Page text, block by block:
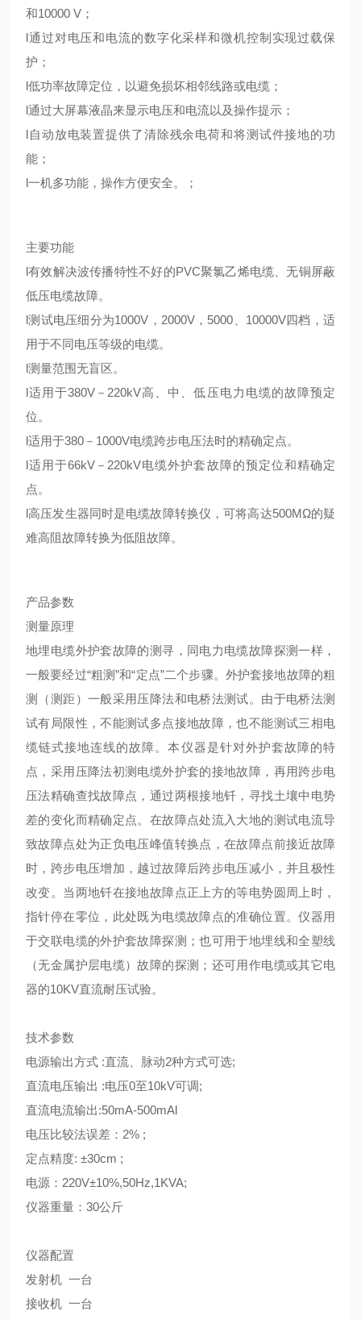
和10000 V；
l通过对电压和电流的数字化采样和微机控制实现过载保
护；
l低功率故障定位，以避免损坏相邻线路或电缆；
l通过大屏幕液晶来显示电压和电流以及操作提示；
l自动放电装置提供了清除残余电荷和将测试件接地的功
能；
l一机多功能，操作方便安全。；
主要功能
l有效解决波传播特性不好的PVC聚氯乙烯电缆、无铜屏蔽
低压电缆故障。
l测试电压细分为1000V，2000V，5000、10000V四档，适
用于不同电压等级的电缆。
l测量范围无盲区。
l适用于380V－220kV高、中、低压电力电缆的故障预定
位。
l适用于380－1000V电缆跨步电压法时的精确定点。
l适用于66kV－220kV电缆外护套故障的预定位和精确定
点。
l高压发生器同时是电缆故障转换仪，可将高达500MΩ的疑
难高阻故障转换为低阻故障。
产品参数
测量原理
地埋电缆外护套故障的测寻，同电力电缆故障探测一样，
一般要经过“粗测”和“定点”二个步骤。外护套接地故障的粗
测（测距）一般采用压降法和电桥法测试。由于电桥法测
试有局限性，不能测试多点接地故障，也不能测试三相电
缆链式接地连线的故障。本仪器是针对外护套故障的特
点，采用压降法初测电缆外护套的接地故障，再用跨步电
压法精确查找故障点，通过两根接地钎，寻找土壤中电势
差的变化而精确定点。在故障点处流入大地的测试电流导
致故障点处为正负电压峰值转换点，在故障点前接近故障
时，跨步电压增加，越过故障后跨步电压减小，并且极性
改变。当两地钎在接地故障点正上方的等电势圆周上时，
指针停在零位，此处既为电缆故障点的准确位置。仪器用
于交联电缆的外护套故障探测；也可用于地埋线和全塑线
（无金属护层电缆）故障的探测；还可用作电缆或其它电
器的10KV直流耐压试验。
技术参数
电源输出方式 :直流、脉动2种方式可选;
直流电压输出 :电压0至10kV可调;
直流电流输出:50mA-500mAl
电压比较法误差：2% ;
定点精度: ±30cm ;
电源：220V±10%,50Hz,1KVA;
仪器重量：30公斤
仪器配置
发射机 一台
接收机 一台